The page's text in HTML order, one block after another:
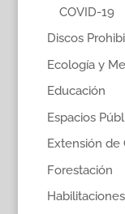
COVID-19
Discos
Ecología y
Educación
Espacios
Extensión de
Forestación
Habilitaciones